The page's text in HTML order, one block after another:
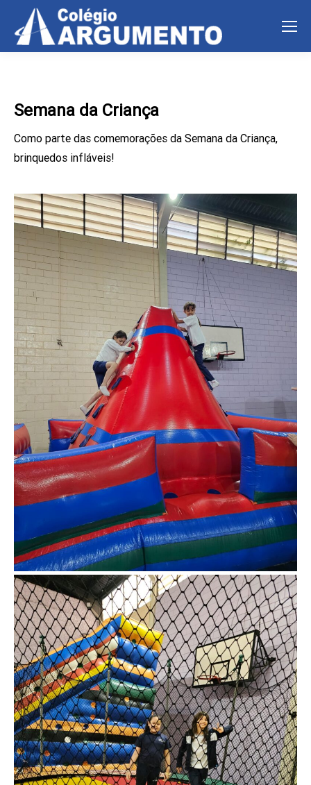
Semana da Criança
Como parte das comemorações da Semana da Criança,
brinquedos infláveis!